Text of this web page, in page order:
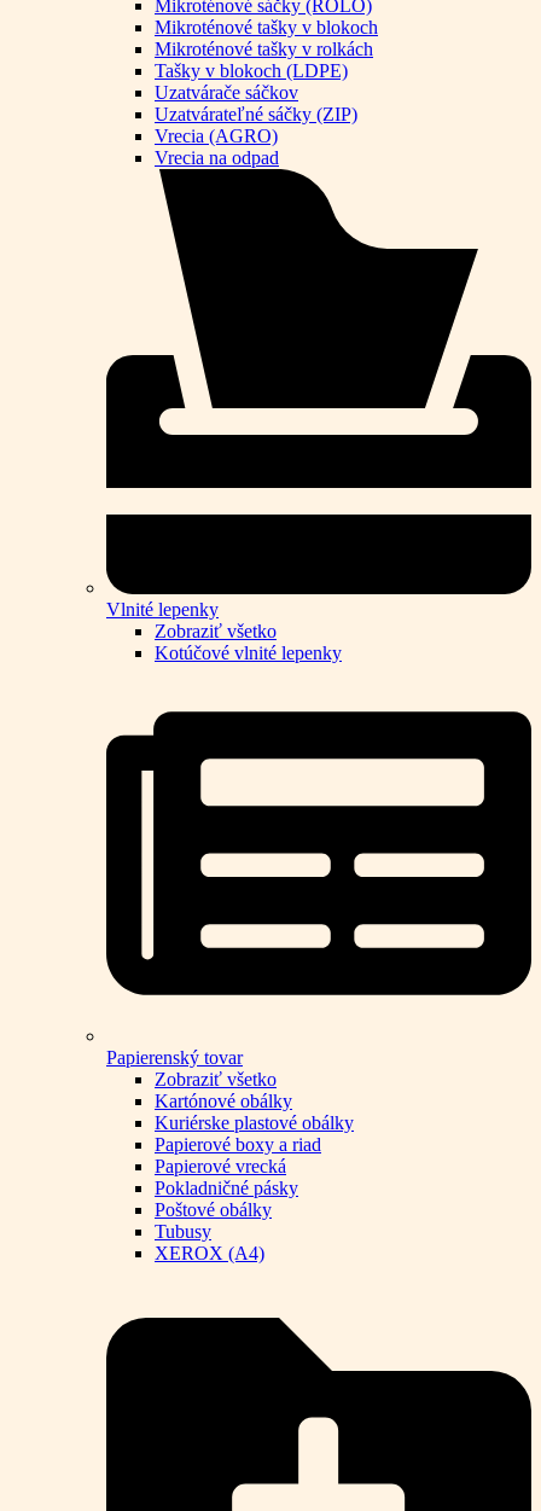
Mikroténové sáčky (ROLO)
Mikroténové tašky v blokoch
Mikroténové tašky v rolkách
Tašky v blokoch (LDPE)
Uzatvárače sáčkov
Uzatvárateľné sáčky (ZIP)
Vrecia (AGRO)
Vrecia na odpad
Vlnité lepenky
Zobraziť všetko
Kotúčové vlnité lepenky
Papierenský tovar
Zobraziť všetko
Kartónové obálky
Kuriérske plastové obálky
Papierové boxy a riad
Papierové vrecká
Pokladničné pásky
Poštové obálky
Tubusy
XEROX (A4)